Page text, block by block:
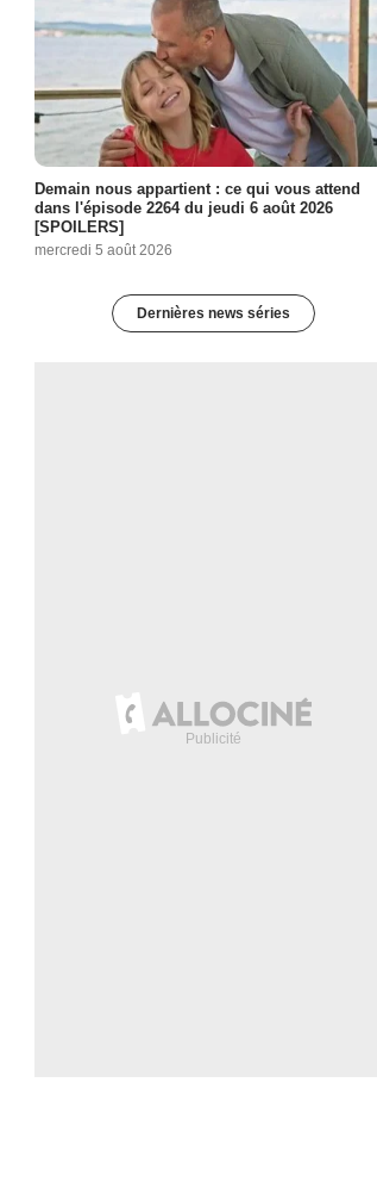
Demain nous appartient : ce qui vous attend
dans l'épisode 2264 du jeudi 6 août 2026
[SPOILERS]
mercredi 5 août 2026
Dernières news séries